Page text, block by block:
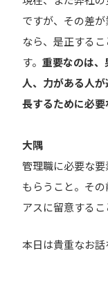
ですが、その差
なら、是正する
す。 重要なのは
人、力がある人
長するために必要
大隅
管理職に必要な
もらうこと。そ
アスに留意する
本日は貴重なお話